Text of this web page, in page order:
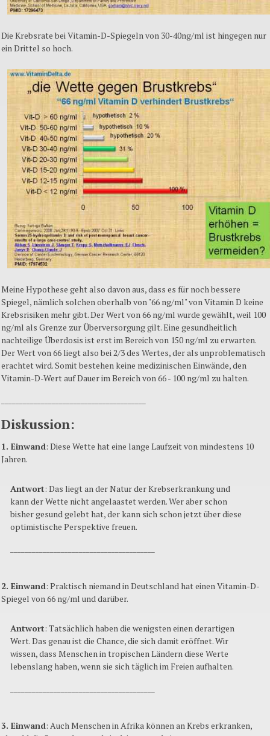
Die Krebsrate bei Vitamin-D-Spiegeln von 30-40ng/ml ist hingegen nur
ein Drittel so hoch.
Meine Hypothese geht also davon aus, dass es für noch bessere
Spiegel, nämlich solchen oberhalb von "66 ng/ml" von Vitamin D keine
Krebsrisiken mehr gibt. Der Wert von 66 ng/ml wurde gewählt, weil 100
ng/ml als Grenze zur Überversorgung gilt. Eine gesundheitlich
nachteilige Überdosis ist erst im Bereich von 150 ng/ml zu erwarten.
Der Wert von 66 liegt also bei 2/3 des Wertes, der als unproblematisch
erachtet wird. Somit bestehen keine medizinischen Einwände, den
Vitamin-D-Wert auf Dauer im Bereich von 66 - 100 ng/ml zu halten.
Diskussion:
1. Einwand: Diese Wette hat eine lange Laufzeit von mindestens 10
Jahren.
Antwort: Das liegt an der Natur der Krebserkrankung und
kann der Wette nicht angelaastet werden. Wer aber schon
bisher gesund gelebt hat, der kann sich schon jetzt über diese
optimistische Perspektive freuen.
2. Einwand: Praktisch niemand in Deutschland hat einen Vitamin-D-
Spiegel von 66 ng/ml und darüber.
Antwort: Tatsächlich haben die wenigsten einen derartigen
Wert. Das genau ist die Chance, die sich damit eröffnet. Wir
wissen, dass Menschen in tropischen Ländern diese Werte
lebenslang haben, wenn sie sich täglich im Freien aufhalten.
3. Einwand: Auch Menschen in Afrika können an Krebs erkranken,